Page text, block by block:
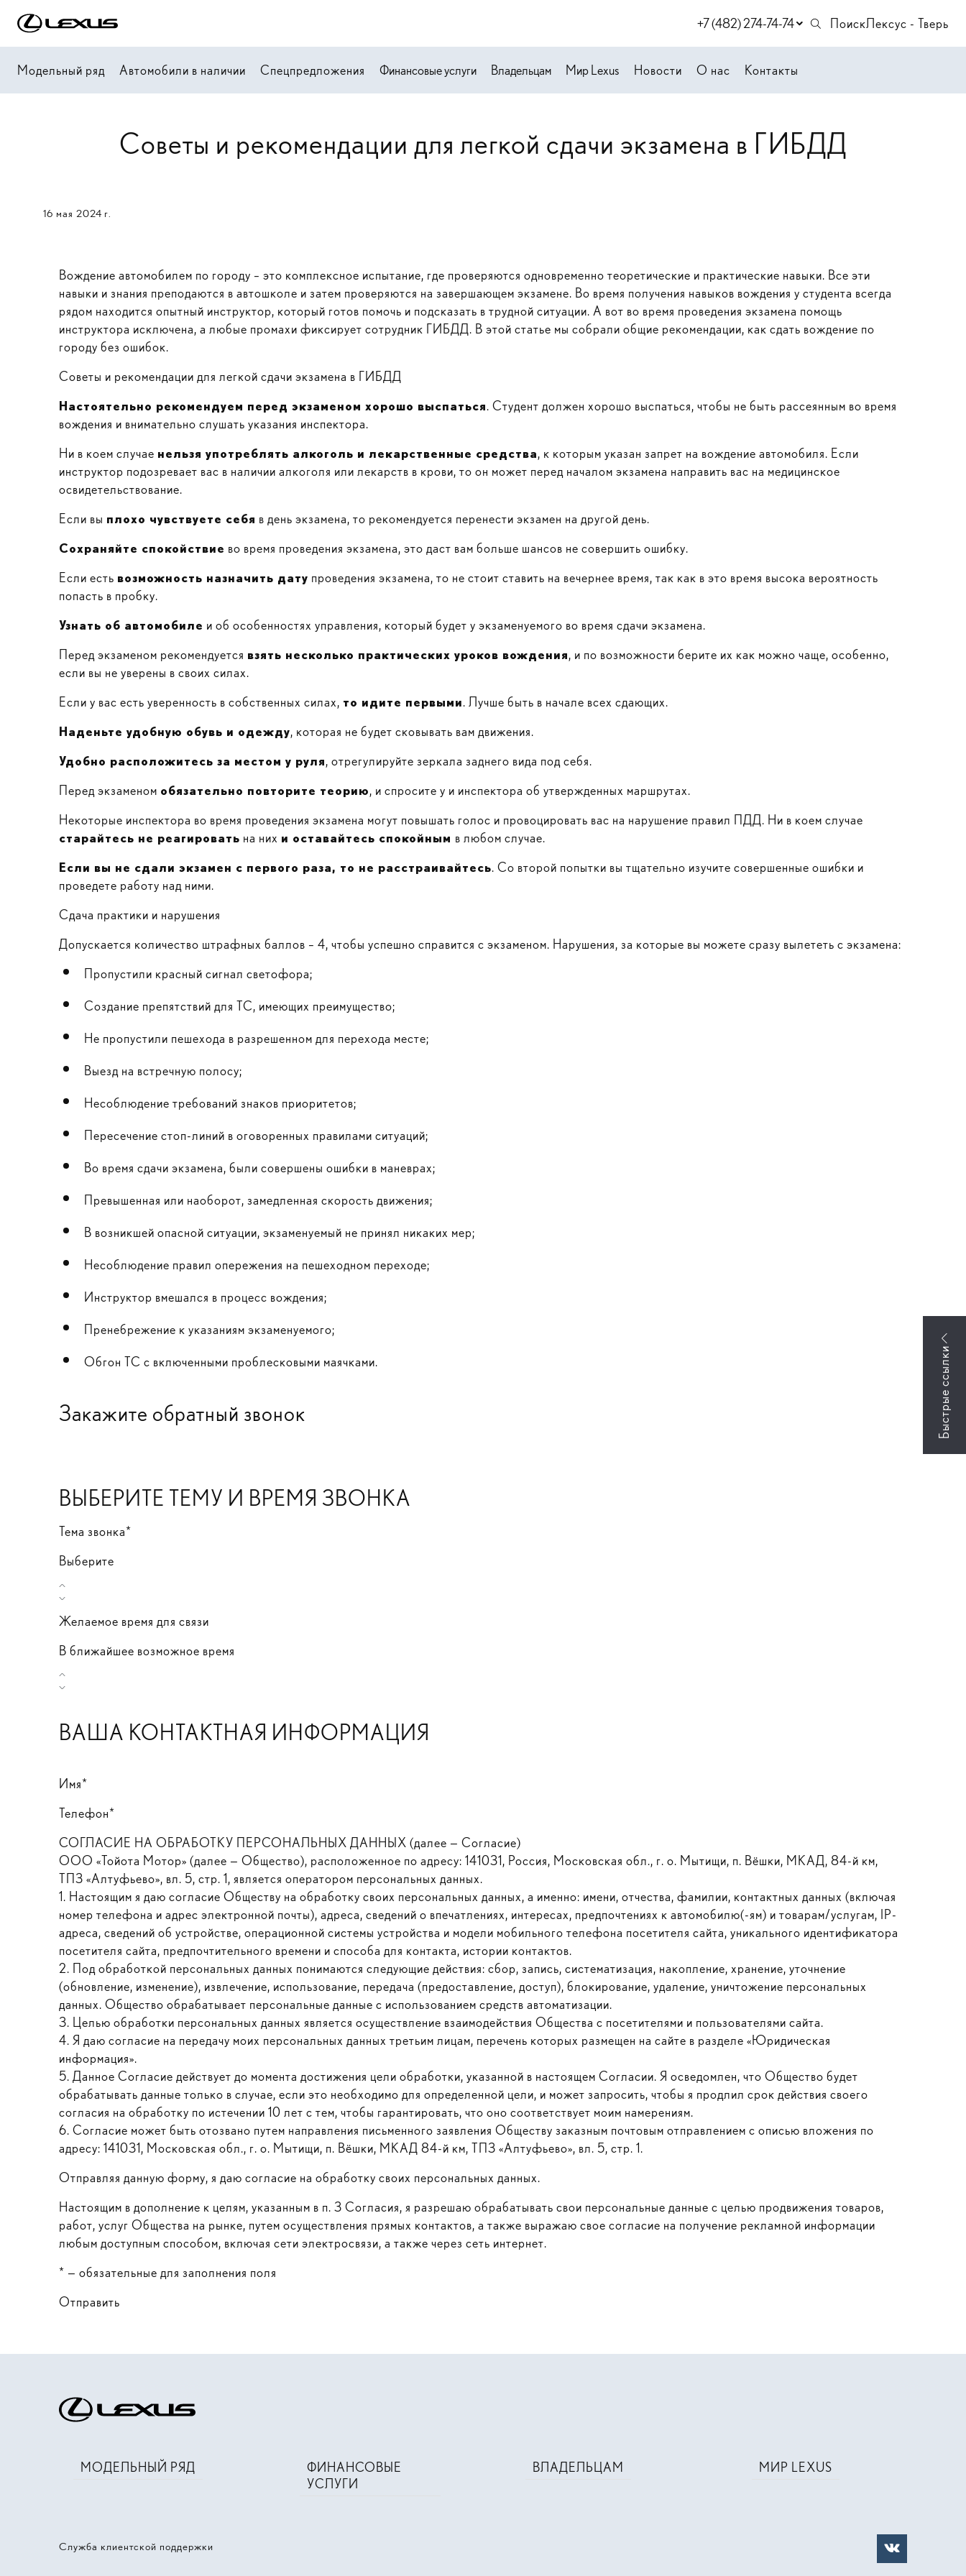
+7 (482) 274-74-74 ПоискЛексус - Тверь
Модельный ряд Автомобили в наличии Спецпредложения Финансовые услуги Владельцам Мир Lexus Новости О нас Контакты
Советы и рекомендации для легкой сдачи экзамена в ГИБДД
16 мая 2024 г.
Вождение автомобилем по городу – это комплексное испытание, где проверяются одновременно теоретические и практические навыки. Все эти
навыки и знания преподаются в автошколе и затем проверяются на завершающем экзамене. Во время получения навыков вождения у студента всегда
рядом находится опытный инструктор, который готов помочь и подсказать в трудной ситуации. А вот во время проведения экзамена помощь
инструктора исключена, а любые промахи фиксирует сотрудник ГИБДД. В этой статье мы собрали общие рекомендации, как сдать вождение по
городу без ошибок.
Советы и рекомендации для легкой сдачи экзамена в ГИБДД
Настоятельно рекомендуем перед экзаменом хорошо выспаться. Студент должен хорошо выспаться, чтобы не быть рассеянным во время
вождения и внимательно слушать указания инспектора.
Ни в коем случае нельзя употреблять алкоголь и лекарственные средства, к которым указан запрет на вождение автомобиля. Если
инструктор подозревает вас в наличии алкоголя или лекарств в крови, то он может перед началом экзамена направить вас на медицинское
освидетельствование.
Если вы плохо чувствуете себя в день экзамена, то рекомендуется перенести экзамен на другой день.
Сохраняйте спокойствие во время проведения экзамена, это даст вам больше шансов не совершить ошибку.
Если есть возможность назначить дату проведения экзамена, то не стоит ставить на вечернее время, так как в это время высока вероятность
попасть в пробку.
Узнать об автомобиле и об особенностях управления, который будет у экзаменуемого во время сдачи экзамена.
Перед экзаменом рекомендуется взять несколько практических уроков вождения, и по возможности берите их как можно чаще, особенно,
если вы не уверены в своих силах.
Если у вас есть уверенность в собственных силах, то идите первыми. Лучше быть в начале всех сдающих.
Наденьте удобную обувь и одежду, которая не будет сковывать вам движения.
Удобно расположитесь за местом у руля, отрегулируйте зеркала заднего вида под себя.
Перед экзаменом обязательно повторите теорию, и спросите у и инспектора об утвержденных маршрутах.
Некоторые инспектора во время проведения экзамена могут повышать голос и провоцировать вас на нарушение правил ПДД. Ни в коем случае
старайтесь не реагировать на них и оставайтесь спокойным в любом случае.
Если вы не сдали экзамен с первого раза, то не расстраивайтесь. Со второй попытки вы тщательно изучите совершенные ошибки и
проведете работу над ними.
Сдача практики и нарушения
Допускается количество штрафных баллов – 4, чтобы успешно справится с экзаменом. Нарушения, за которые вы можете сразу вылететь с экзамена:
Пропустили красный сигнал светофора;
Создание препятствий для ТС, имеющих преимущество;
Не пропустили пешехода в разрешенном для перехода месте;
Выезд на встречную полосу;
Несоблюдение требований знаков приоритетов;
Пересечение стоп-линий в оговоренных правилами ситуаций;
Во время сдачи экзамена, были совершены ошибки в маневрах;
Превышенная или наоборот, замедленная скорость движения;
В возникшей опасной ситуации, экзаменуемый не принял никаких мер;
Несоблюдение правил опережения на пешеходном переходе;
Инструктор вмешался в процесс вождения;
Пренебрежение к указаниям экзаменуемого;
Обгон ТС с включенными проблесковыми маячками.
Закажите обратный звонок
ВЫБЕРИТЕ ТЕМУ И ВРЕМЯ ЗВОНКА
Тема звонка*
Выберите
Желаемое время для связи
В ближайшее возможное время
ВАША КОНТАКТНАЯ ИНФОРМАЦИЯ
Имя*
Телефон*
СОГЛАСИЕ НА ОБРАБОТКУ ПЕРСОНАЛЬНЫХ ДАННЫХ (далее — Согласие)
ООО «Тойота Мотор» (далее — Общество), расположенное по адресу: 141031, Россия, Московская обл., г. о. Мытищи, п. Вёшки, МКАД, 84-й км,
ТПЗ «Алтуфьево», вл. 5, стр. 1, является оператором персональных данных.
1. Настоящим я даю согласие Обществу на обработку своих персональных данных, а именно: имени, отчества, фамилии, контактных данных (включая
номер телефона и адрес электронной почты), адреса, сведений о впечатлениях, интересах, предпочтениях к автомобилю(-ям) и товарам/услугам, IP-
адреса, сведений об устройстве, операционной системы устройства и модели мобильного телефона посетителя сайта, уникального идентификатора
посетителя сайта, предпочтительного времени и способа для контакта, истории контактов.
2. Под обработкой персональных данных понимаются следующие действия: сбор, запись, систематизация, накопление, хранение, уточнение
(обновление, изменение), извлечение, использование, передача (предоставление, доступ), блокирование, удаление, уничтожение персональных
данных. Общество обрабатывает персональные данные с использованием средств автоматизации.
3. Целью обработки персональных данных является осуществление взаимодействия Общества с посетителями и пользователями сайта.
4. Я даю согласие на передачу моих персональных данных третьим лицам, перечень которых размещен на сайте в разделе «Юридическая
информация».
5. Данное Согласие действует до момента достижения цели обработки, указанной в настоящем Согласии. Я осведомлен, что Общество будет
обрабатывать данные только в случае, если это необходимо для определенной цели, и может запросить, чтобы я продлил срок действия своего
согласия на обработку по истечении 10 лет с тем, чтобы гарантировать, что оно соответствует моим намерениям.
6. Согласие может быть отозвано путем направления письменного заявления Обществу заказным почтовым отправлением с описью вложения по
адресу: 141031, Московская обл., г. о. Мытищи, п. Вёшки, МКАД 84-й км, ТПЗ «Алтуфьево», вл. 5, стр. 1.
Отправляя данную форму, я даю согласие на обработку своих персональных данных.
Настоящим в дополнение к целям, указанным в п. 3 Согласия, я разрешаю обрабатывать свои персональные данные с целью продвижения товаров,
работ, услуг Общества на рынке, путем осуществления прямых контактов, а также выражаю свое согласие на получение рекламной информации
любым доступным способом, включая сети электросвязи, а также через сеть интернет.
* — обязательные для заполнения поля
Отправить
Служба клиентской поддержки
МОДЕЛЬНЫЙ РЯД
ФИНАНСОВЫЕ
УСЛУГИ
ВЛАДЕЛЬЦАМ МИР LEXUS